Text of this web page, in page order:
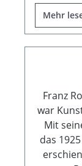
Mehr
Franz
war
Mit
das